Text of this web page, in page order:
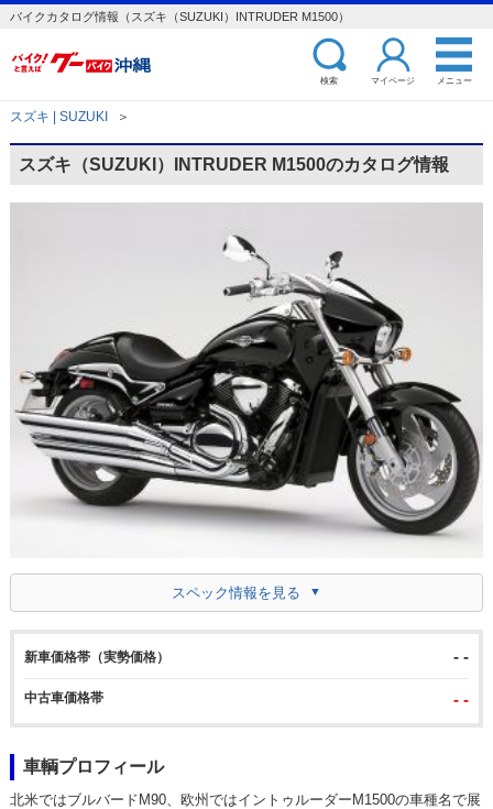
バイクカタログ情報（スズキ（SUZUKI）INTRUDER M1500）
検索 マイページ メニュー
スズキ | SUZUKI ＞
スズキ（SUZUKI）INTRUDER M1500のカタログ情報
スペック情報を見る
新車価格帯（実勢価格） - -
中古車価格帯 - -
車輌プロフィール
北米ではブルバードM90、欧州ではイントゥルーダーM1500の車種名で展